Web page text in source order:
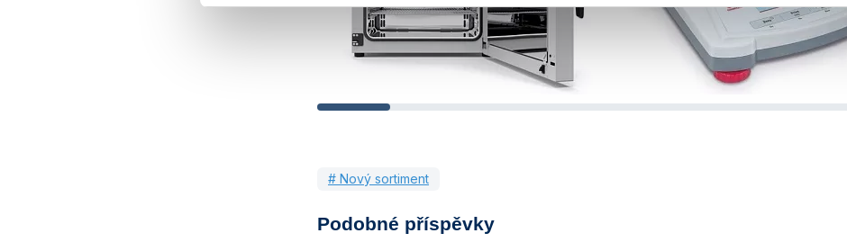
# Nový sortiment
Podobné příspěvky